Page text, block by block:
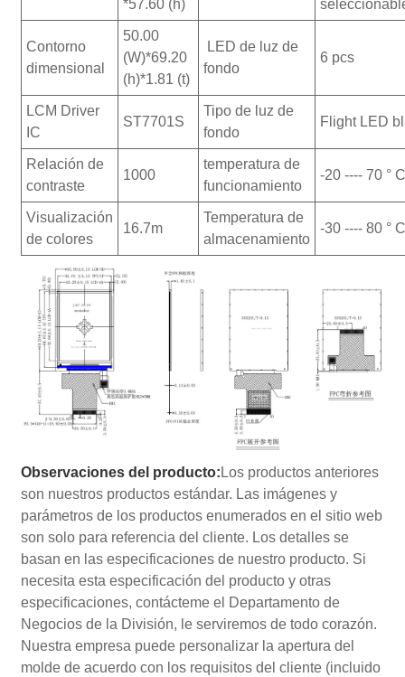
*57.60 (h)
Contorno
dimensional
50.00
(W)*69.20
(h)*1.81 (t)
LED de luz de
fondo
6 pcs
LCM Driver
IC
ST7701S
Tipo de luz de
fondo
Flight LED
Relación de
contraste
1000
temperatura de
funcionamiento
-20 ---- 70 °
Visualización
de colores
16.7m
Temperatura de
almacenamiento
-30 ---- 80 °
Observaciones del producto:Los productos anteriores
son nuestros productos estándar. Las imágenes y
parámetros de los productos enumerados en el sitio web
son solo para referencia del cliente. Los detalles se
basan en las especificaciones de nuestro producto. Si
necesita esta especificación del producto y otras
especificaciones, contácteme el Departamento de
Negocios de la División, le serviremos de todo corazón.
Nuestra empresa puede personalizar la apertura del
molde de acuerdo con los requisitos del cliente (incluido